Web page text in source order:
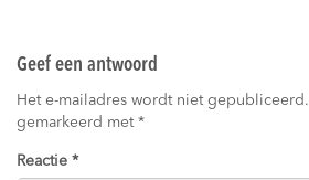
Geef een antwoord
Het e-mailadres wordt niet gepubliceerd.
gemarkeerd met *
Reactie *